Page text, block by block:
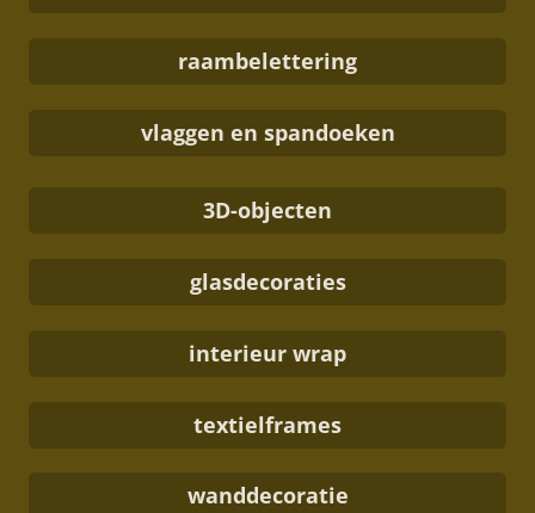
raambelettering
vlaggen en spandoeken
3D-objecten
glasdecoraties
interieur wrap
textielframes
wanddecoratie